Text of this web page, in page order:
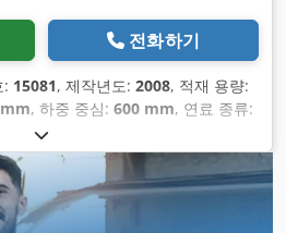
전화하기
: 15081, 제작년도: 2008, 적재 용량:
, 하중 중심: 600 mm, 연료 종류:
설 높이:
중량:544 kg,